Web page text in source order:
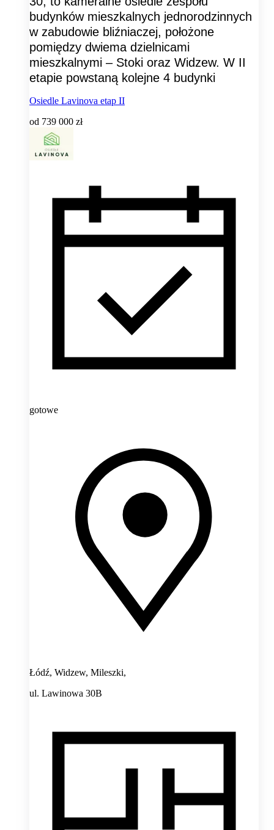
budynków mieszkalnych jednorodzinnych
w zabudowie bliźniaczej, położone
pomiędzy dwiema dzielnicami
mieszkalnymi – Stoki oraz Widzew. W II
etapie powstaną kolejne 4 budynki
Osiedle Lavinova etap II
od 739 000 zł
gotowe
Łódź, Widzew, Mileszki,
ul. Lawinowa 30B